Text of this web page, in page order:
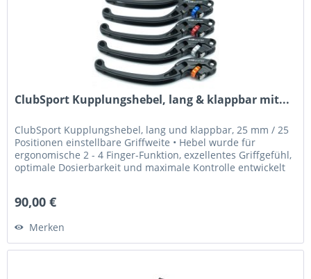
ClubSport Kupplungshebel, lang & klappbar mit...
ClubSport Kupplungshebel, lang und klappbar, 25 mm / 25
Positionen einstellbare Griffweite • Hebel wurde für
ergonomische 2 - 4 Finger-Funktion, exzellentes Griffgefühl,
optimale Dosierbarkeit und maximale Kontrolle entwickelt
90,00 €
Merken